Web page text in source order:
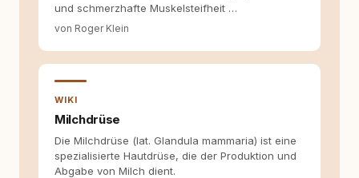
und schmerzhafte Muskelsteifheit …
von Roger Klein
WIKI
Milchdrüse
Die Milchdrüse (lat. Glandula mammaria) ist eine
spezialisierte Hautdrüse, die der Produktion und
Abgabe von Milch dient.